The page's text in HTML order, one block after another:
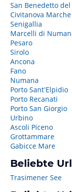
San Benedetto
Civitanova Marche
Senigallia
Marcelli di
Pesaro
Sirolo
Ancona
Fano
Numana
Porto SantʼElpidio
Porto Recanati
Porto San Giorgio
Urbino
Ascoli Piceno
Grottammare
Gabicce Mare
Beliebte
Trasimener See